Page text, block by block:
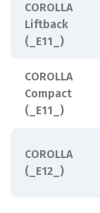
COROLLA
Liftback
(_E11_)
COROLLA
Compact
(_E11_)
COROLLA
(_E12_)